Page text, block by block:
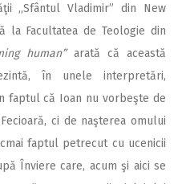
,,Sfântul Vladimir” din New
la Facultatea de Teologie din
human”arată că această
în unele interpretări,
faptul că Ioan nu vorbeşte de
ci de naşterea omului
faptul petrecut cu ucenicii
Înviere care, acum şi aici se